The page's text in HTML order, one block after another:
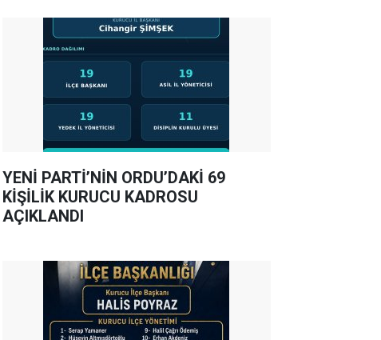
YENİ PARTİ’NİN ORDU’DAKİ 69
KİŞİLİK KURUCU KADROSU
AÇIKLANDI